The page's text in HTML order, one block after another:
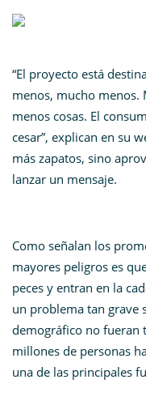
“El proyecto está
menos, mucho menos.
menos cosas. El
cesar”, explican en su
más zapatos, sino
lanzar un mensaje.
Como señalan los
mayores peligros es
peces y entran en la
un problema tan grave
demográfico no fueran
millones de personas
una de las principales